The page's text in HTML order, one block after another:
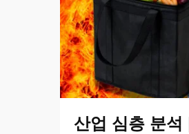
산업 심층 분